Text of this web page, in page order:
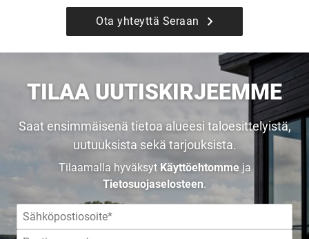
Ota yhteyttä Seraan
TILAA UUTISKIRJEEMME
Saat ensimmäisenä tietoa alueesi taloesittelyistä,
uutuuksista sekä tarjouksista.
Tilaamalla hyväksyt Käyttöehtommeja
Tietosuojaselosteen.
UNELMISTA
KODIKSI-
TALOKIRJA ON
JULKAISTU
Upea yli 200-sivuinen talokirja!